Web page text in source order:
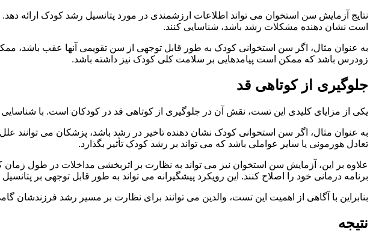
نتایج آزمایش سن استخوان می تواند اطلاعات ارزشمندی در مورد پتانسیل رشد کودک ارائه
است نشان دهنده مشکلات رشد باشد، شناسایی کنند.
به عنوان مثال، اگر سن استخوانی کودک به طور قابل توجهی از سن تقویمی آنها عقب باشد،
زودرس باشد که ممکن است پیامدهایی بر سلامت کلی کودک نیز داشته باشد.
جلوگیری از کوتاهی قد
یکی از مزایای کلیدی این تست، نقش آن در جلوگیری از کوتاهی قد در کودکان است. با
به عنوان مثال، اگر سن استخوانی کودک نشان دهنده تاخیر در رشد باشد، پزشکان می توانند
تعادل هورمونی یا سایر عواملی باشد که می تواند بر رشد کودک تأثیر بگذارد.
علاوه بر این، آزمایش سن استخوان نیز می تواند به نظارت بر اثربخشی مداخلات در طول
برنامه درمانی خود را اصلاح کنند. این رویکرد پیشگیرانه می تواند به طور قابل توجهی بر
بنابراین با آگاهی از اهمیت این تست، والدین می توانند برای نظارت بر مسیر رشد
نتیجه